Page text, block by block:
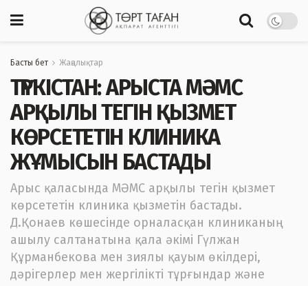
Басты бет Жаңалықтар
ТҮРКІСТАН: АРЫСТА МӘМС
АРҚЫЛЫ ТЕГІН ҚЫЗМЕТ
КӨРСЕТЕТІН КЛИНИКА
ЖҰМЫСЫН БАСТАДЫ
Арыс қаласында МӘМС арқылы тегін қызмет
көрсететін клиника қызметін бастады.
Д.Қонаев көшесінде орналасқан клиниканың
ашылу салтанатына қала әкімі Гүлжан
Құрманбекова мен зиялы қауым өкілдері,
дәрігерлер мен жергілікті тұрғындар және